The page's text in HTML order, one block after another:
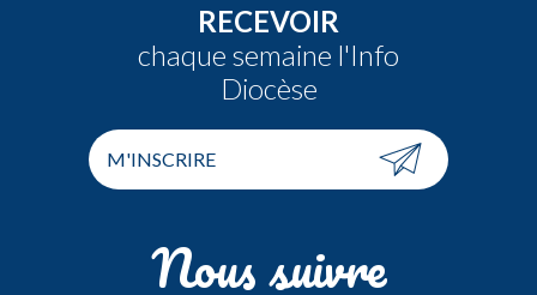
RECEVOIR
chaque semaine l'Info
Diocèse
M'INSCRIRE
Nous suivre